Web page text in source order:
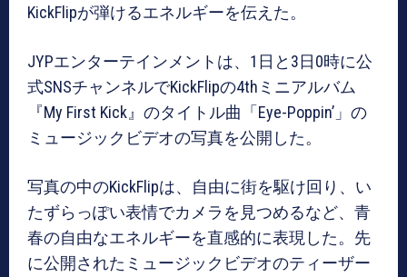
KickFlipが弾けるエネルギーを伝えた。
JYPエンターテインメントは、1日と3日0時に公
式SNSチャンネルでKickFlipの4thミニアルバム
『My First Kick』のタイトル曲「Eye-Poppin’」の
ミュージックビデオの写真を公開した。
写真の中のKickFlipは、自由に街を駆け回り、い
たずらっぽい表情でカメラを見つめるなど、青
春の自由なエネルギーを直感的に表現した。先
に公開されたミュージックビデオのティーザー